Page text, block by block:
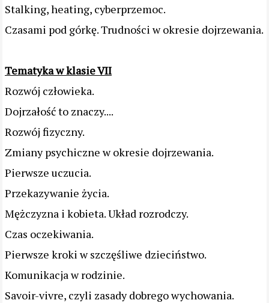
Stalking, heating, cyberprzemoc.
Czasami pod górkę. Trudności w okresie dojrzewania.
Tematyka w klasie VII
Rozwój człowieka.
Dojrzałość to znaczy....
Rozwój fizyczny.
Zmiany psychiczne w okresie dojrzewania.
Pierwsze uczucia.
Przekazywanie życia.
Mężczyzna i kobieta. Układ rozrodczy.
Czas oczekiwania.
Pierwsze kroki w szczęśliwe dzieciństwo.
Komunikacja w rodzinie.
Savoir-vivre, czyli zasady dobrego wychowania.